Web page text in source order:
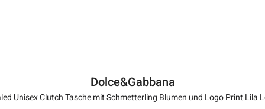
Dolce&Gabbana
Unisex Clutch Tasche mit Schmetterling Blumen und Logo Print Lila